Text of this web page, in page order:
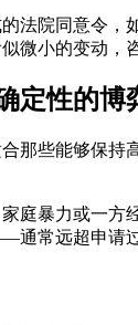
法院同意令，
微小的变动，
定性的博
那些能够保持
庭暴力或一
常远超申请